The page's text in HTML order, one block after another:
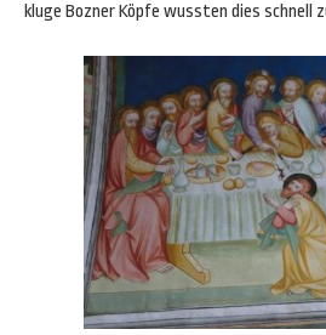
kluge Bozner Köpfe wussten dies schnell